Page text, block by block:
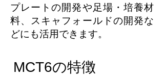
プレートの開発や足場・培養材
料、スキャフォールドの開発な
どにも活用できます。
MCT6の特徴